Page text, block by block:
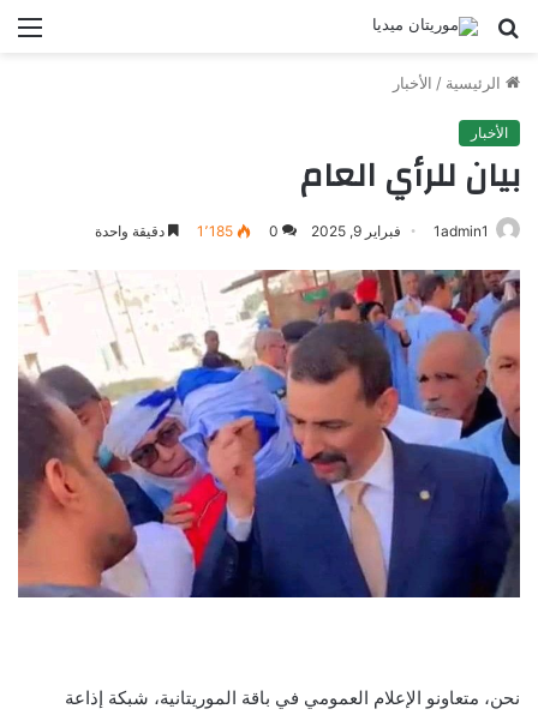
بحث
الرئيسية / الأخبار
الأخبار
بيان للرأي العام
1admin1 فبراير 9, 2025 0 1٬185 دقيقة واحدة
نحن، متعاونو الإعلام العمومي في باقة الموريتانية، شبكة إذاعة